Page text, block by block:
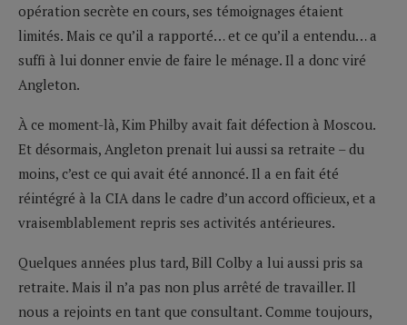
opération secrète en cours, ses témoignages étaient
limités. Mais ce qu’il a rapporté… et ce qu’il a entendu… a
suffi à lui donner envie de faire le ménage. Il a donc viré
Angleton.
À ce moment-là, Kim Philby avait fait défection à Moscou.
Et désormais, Angleton prenait lui aussi sa retraite – du
moins, c’est ce qui avait été annoncé. Il a en fait été
réintégré à la CIA dans le cadre d’un accord officieux, et a
vraisemblablement repris ses activités antérieures.
Quelques années plus tard, Bill Colby a lui aussi pris sa
retraite. Mais il n’a pas non plus arrêté de travailler. Il
nous a rejoints en tant que consultant. Comme toujours,